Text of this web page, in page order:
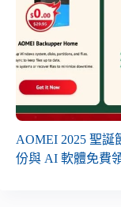
AOMEI 2025 聖誕
份與 AI 軟體免費